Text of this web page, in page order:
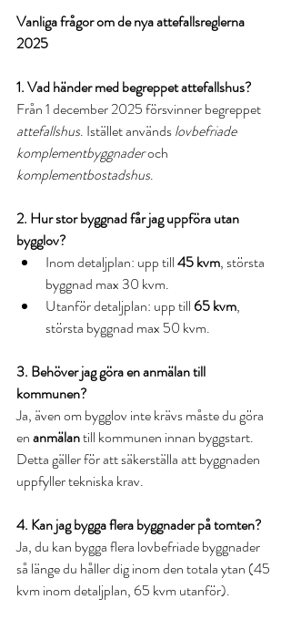
Vanliga frågor om de nya attefallsreglerna
2025
1. Vad händer med begreppet attefallshus?
Från 1 december 2025 försvinner begreppet
attefallshus. Istället används lovbefriade
komplementbyggnader och
komplementbostadshus.
2. Hur stor byggnad får jag uppföra utan
bygglov?
Inom detaljplan: upp till 45 kvm, största
byggnad max 30 kvm.
Utanför detaljplan: upp till 65 kvm,
största byggnad max 50 kvm.
3. Behöver jag göra en anmälan till
kommunen?
Ja, även om bygglov inte krävs måste du göra
en anmälan till kommunen innan byggstart.
Detta gäller för att säkerställa att byggnaden
uppfyller tekniska krav.
4. Kan jag bygga flera byggnader på tomten?
Ja, du kan bygga flera lovbefriade byggnader
så länge du håller dig inom den totala ytan (45
kvm inom detaljplan, 65 kvm utanför).